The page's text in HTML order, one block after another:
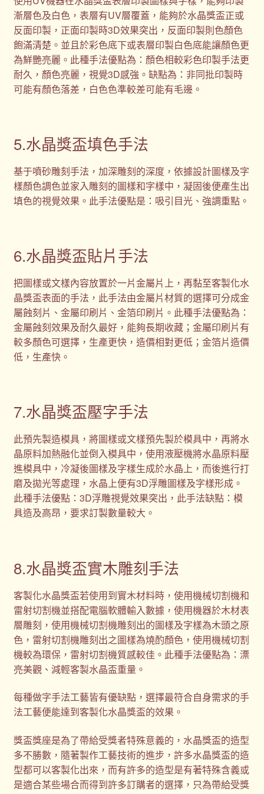
漸層色及白色，表層有UV層覆蓋，能夠於水晶獎盃正或
反面印製，正面印製時3D效果突出，反面印製則色顏色
飽滿清楚。並且於彩色底下或表層印製白色底能讓顏色更
為鮮艷亮麗。此種手法優點為：顏色相較彩色印製手法更
耐久，顏色亮麗，視覺3D感強。缺點為：非同批印製時
可能有顏色落差，白色色準較差可能有毛邊。
5.水晶獎盃填色手法
基于噴砂雕刻手法，加深雕刻的深度，依據設計圖樣及字
樣顏色調色並家入雕刻的圖樣和字樣中，凝固後便產生出
填色的視覺效果。此手法優點是：吸引目光、強調重點。
6.水晶獎盃貼片手法
把圖樣或文樣內容放置於一片金屬片上，再黏至客製化水
晶獎盃表面的手法，此手法由金屬片材質的選擇可分成金
屬蝕刻片、金屬印刷片、金箔印刷片。此種手法優點為：
金屬蝕刻效果及耐久最好，能夠長期收藏；金屬印刷片有
較多顏色可選擇，生產更快，造價相對更低；金箔片造價
低，生產快。
7.水晶獎盃壓字手法
此預先製造模具，將圖樣或文樣預先製於模具中，再將水
晶原料加熱融化並倒入模具中，使用液壓機將水晶原料壓
進模具中，冷凝後圖樣及字樣生成於水晶上，而後進行打
磨及拋光等處理，水晶上便有3D浮雕圖樣及字樣形成。
此種手法優點：3D浮雕視覺效果突出，此手法缺點：模
具造及高昂，要求訂製數量較大。
8.水晶獎盃實木雕刻手法
客製化水晶獎盃若使用到實木材料時，使用機械切割機和
雷射切割機並搭配電腦軟體輸入數據，使用機器於木材表
層雕刻，使用機械切割機雕刻出的圖樣及字樣為木頭之原
色，雷射切割機雕刻出之圖樣為燒酌顏色，使用機械切割
機較為環保，雷射切割機質感較佳。此種手法優點為：漂
亮美觀、減輕客製水晶盃重量。
每種做字手法工藝皆有優缺點，選擇最符合自身需求的手
法工藝便能達到客製化水晶獎盃的效果。
獎盃獎座是為了帶給受獎者特殊意義的，水晶獎盃的造型
多不勝數，隨著製作工藝技術的進步，許多水晶獎盃的造
型都可以客製化出來，而有許多的造型是有著特殊含義或
是適合某些場合而得到許多訂購者的選擇，只為帶給受獎